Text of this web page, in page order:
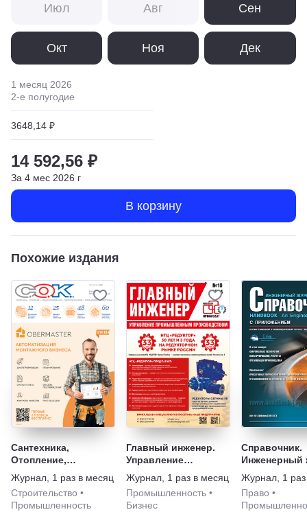
Июл Авг Сен
Окт Ноя Дек
1 месяц 2026
2-е полугодие
3648,14 ₽
14 592,56 ₽
За 4 мес 2026 г
В корзину
Похожие издания
Сантехника,
Отопление,
Кондиционирование
Журнал 1 раз в месяц
Строительство •
Промышленность
Главный инженер.
Управление
промышленным
производством
Журнал 1 раз в месяц
Промышленность •
Бизнес
Справочник.
Инженерный
С
Журнал 1
Право •